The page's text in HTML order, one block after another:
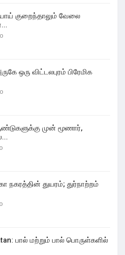
குறைந்தாலும் வேலை
ஒரு விட்டலபுரம் பிரேமிக
முன் மூணார்,
நகரத்தின் துயரம்; துர்நாற்றம்
பால் மற்றும் பால் பொருள்களில்